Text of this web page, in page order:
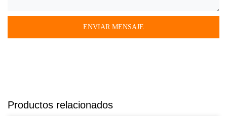
Productos relacionados